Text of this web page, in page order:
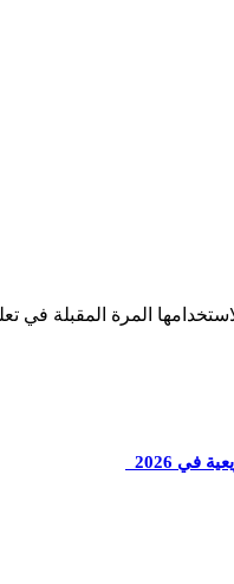
المرة المقبلة في
في 2026